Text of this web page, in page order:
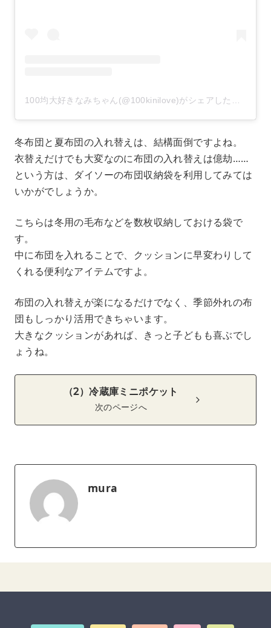
100均大好きなみちゃん(@100kinilove)がシェアした投稿
冬布団と夏布団の入れ替えは、結構面倒ですよね。
衣替えだけでも大変なのに布団の入れ替えは億劫……
という方は、ダイソーの布団収納袋を利用してみては
いかがでしょうか。
こちらは冬用の毛布などを数枚収納しておける袋で
す。
中に布団を入れることで、クッションに早変わりして
くれる便利なアイテムですよ。
布団の入れ替えが楽になるだけでなく、季節外れの布
団もしっかり活用できちゃいます。
大きなクッションがあれば、きっと子どもも喜ぶでし
ょうね。
（2）冷蔵庫ミニポケット
次のページへ
mura